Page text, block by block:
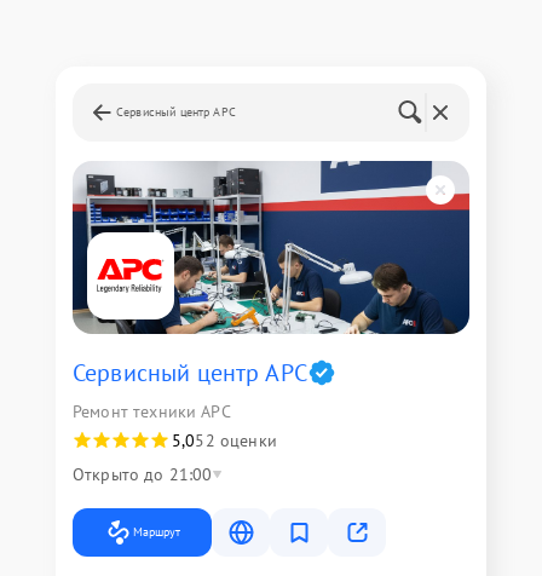
Сервисный центр APC
Сервисный центр APC
Ремонт техники APC
5,052 оценки
Открыто до 21:00
Маршрут